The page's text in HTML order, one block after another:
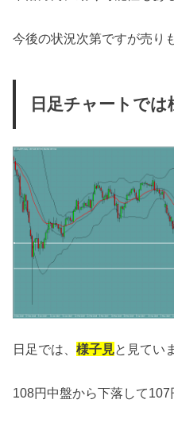
今後の状況次第ですが売り
日足チャートでは
日足では、様子見と見てい
108円中盤から下落して107